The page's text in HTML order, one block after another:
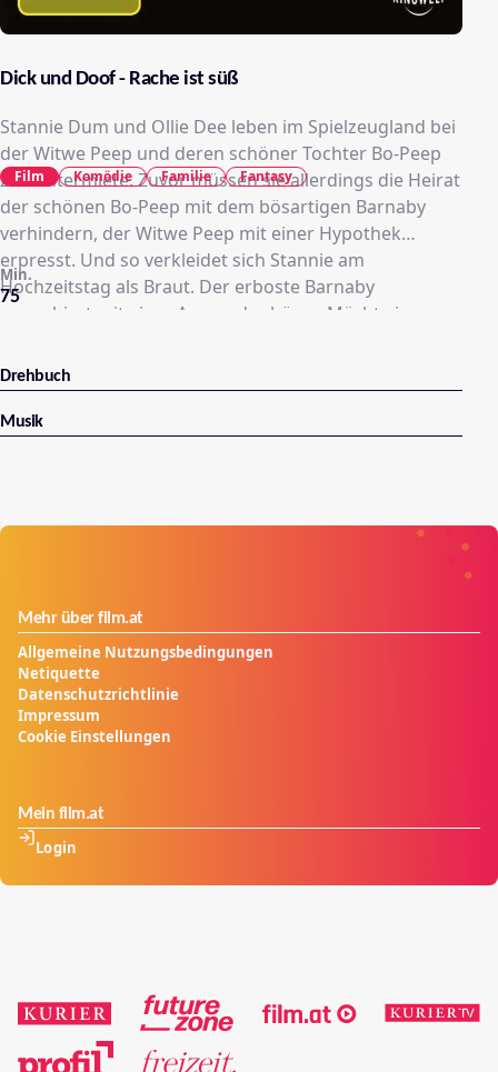
Dick und Doof - Rache ist süß
Stannie Dum und Ollie Dee leben im Spielzeugland bei
der Witwe Peep und deren schöner Tochter Bo-Peep
zur Untermiete. Zuvor müssen sie allerdings die Heirat
der schönen Bo-Peep mit dem bösartigen Barnaby
verhindern, der Witwe Peep mit einer Hypothek
erpresst. Und so verkleidet sich Stannie am
Hochzeitstag als Braut. Der erboste Barnaby
marschiert mit einer Armee der bösen Mächte ins
Peep zu rächen …
75
Min.
Film Komödie Familie Fantasy
Drehbuch
Musik
Mehr über film.at
Allgemeine Nutzungsbedingungen
Netiquette
Datenschutzrichtlinie
Impressum
Cookie Einstellungen
Mein film.at
Login